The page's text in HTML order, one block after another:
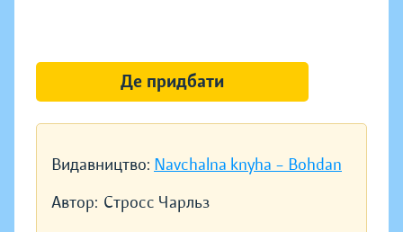
Видавництво: Navchalna knyha – Bohdan
Автор: Стросс Чарльз
Де придбати